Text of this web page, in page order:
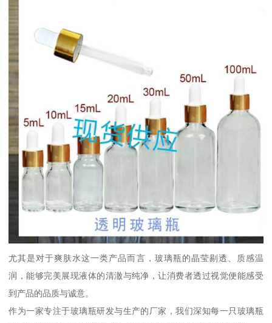
尤其是对于爽肤水这一类产品而言，玻璃瓶的晶莹剔透、质感温
润，能够完美展现液体的清澈与纯净，让消费者透过视觉便能感受
到产品的品质与诚意。
作为一家专注于玻璃瓶研发与生产的厂家，我们深知每一只玻璃瓶